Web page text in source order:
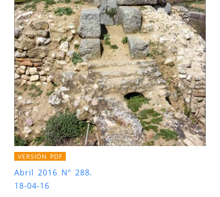
VERSIÓN PDF
Abril 2016 Nº 288.
18-04-16